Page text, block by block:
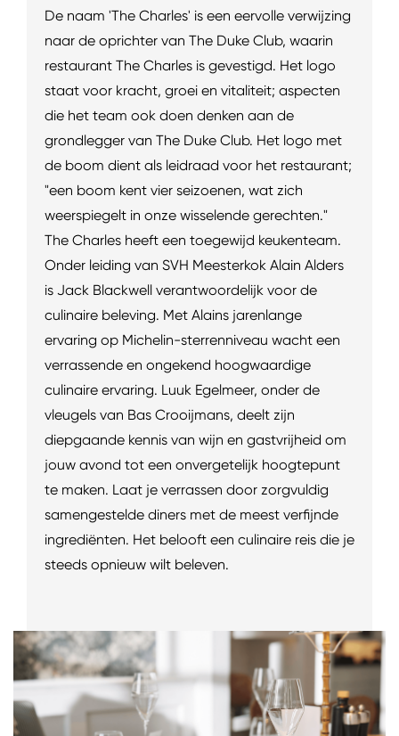
De naam 'The Charles' is een eervolle verwijzing
naar de oprichter van The Duke Club, waarin
restaurant The Charles is gevestigd. Het logo
staat voor kracht, groei en vitaliteit; aspecten
die het team ook doen denken aan de
grondlegger van The Duke Club. Het logo met
de boom dient als leidraad voor het restaurant;
"een boom kent vier seizoenen, wat zich
weerspiegelt in onze wisselende gerechten."
The Charles heeft een toegewijd keukenteam.
Onder leiding van SVH Meesterkok Alain Alders
is Jack Blackwell verantwoordelijk voor de
culinaire beleving. Met Alains jarenlange
ervaring op Michelin-sterrenniveau wacht een
verrassende en ongekend hoogwaardige
culinaire ervaring. Luuk Egelmeer, onder de
vleugels van Bas Crooijmans, deelt zijn
diepgaande kennis van wijn en gastvrijheid om
jouw avond tot een onvergetelijk hoogtepunt
te maken. Laat je verrassen door zorgvuldig
samengestelde diners met de meest verfijnde
ingrediënten. Het belooft een culinaire reis die je
steeds opnieuw wilt beleven.